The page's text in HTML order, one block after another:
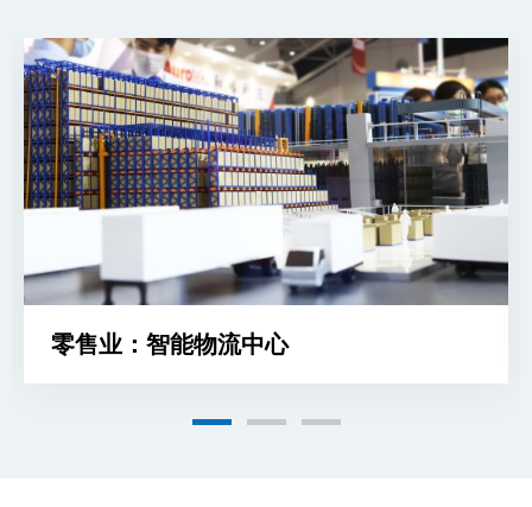
零售业：智能物流中心